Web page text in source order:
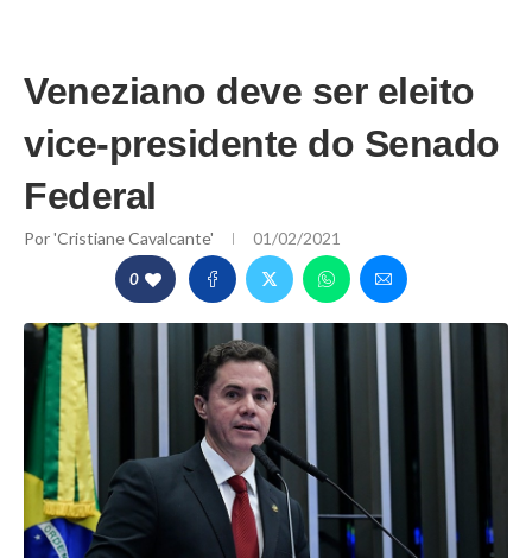
Veneziano deve ser eleito
vice-presidente do Senado
Federal
Por'Cristiane Cavalcante' 01/02/2021
0